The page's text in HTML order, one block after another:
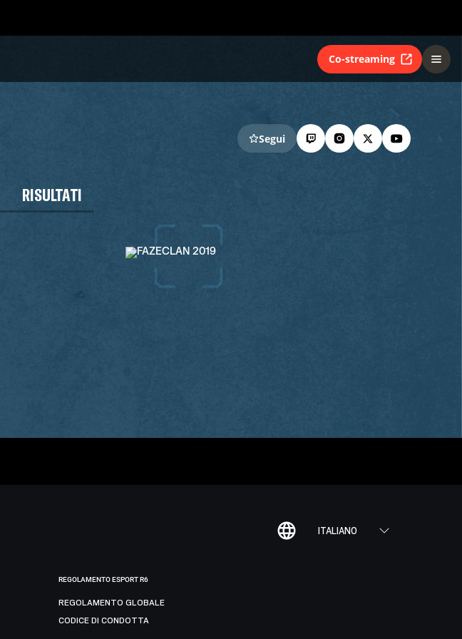
Co-streaming
Segui
RISULTATI
ITALIANO
REGOLAMENTO ESPORT R6
REGOLAMENTO GLOBALE
CODICE DI CONDOTTA